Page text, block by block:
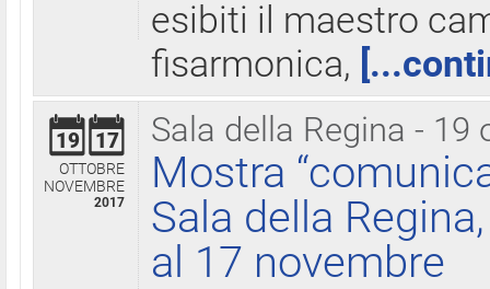
esibiti il maestro
fisarmonica,
Sala della Regina - 19
19 17
OTTOBRE
NOVEMBRE
2017
Mostra
Sala della
al 17 novembre